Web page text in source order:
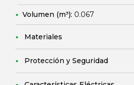
Volumen (m³): 0.067
Materiales
Protección y Seguridad